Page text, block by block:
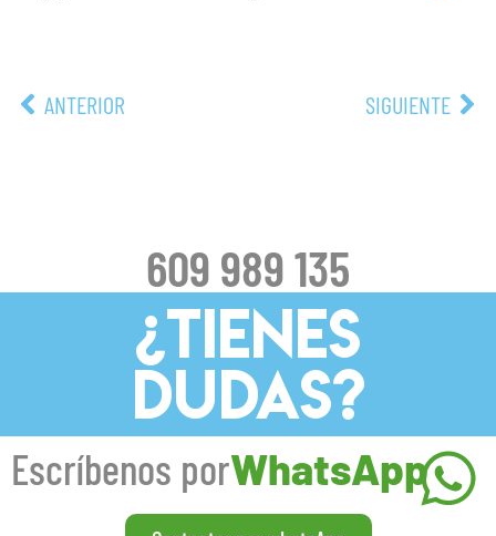
ANTERIOR SIGUIENTE
609 989 135
¿TIENES
DUDAS?
Escríbenos porWhatsApp